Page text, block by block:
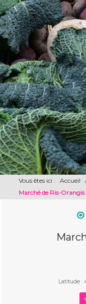
Vous êtes ici : Accueil
Marché de Ris-Orangis
Latitude :